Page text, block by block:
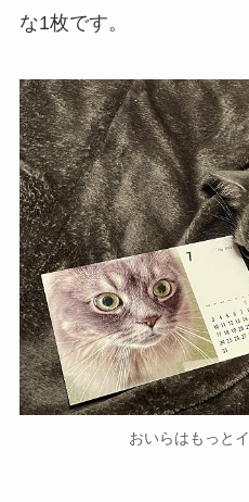
な1枚です。
おいらはもっと